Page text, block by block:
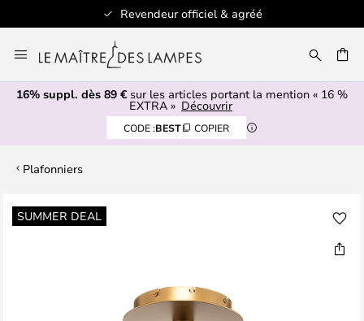
Revendeur officiel & agréé
au
contenu
16% suppl. dès 89 € sur les articles portant la mention « 16 %
EXTRA » Découvrir
CODE :BEST COPIER
Plafonniers
SUMMER DEAL
Skip
to